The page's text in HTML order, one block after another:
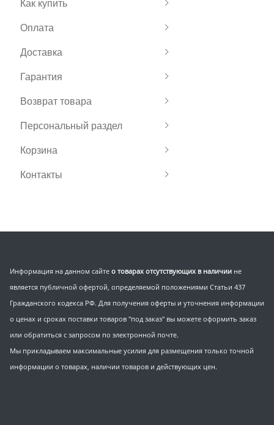
Оплата
Доставка
Гарантия
Возврат товара
Персональный раздел
Корзина
Контакты
Информация на данном сайте о товарах отсутствующих в наличии не
является публичной офертой, определяемой положениями Статьи 437
Гражданского кодекса РФ. Для получения оферты и уточнения информации
о ценах и сроках поставки товаров "под заказ" вы можете оформить заказ
или обратиться с запросом по электронной почте.
Мы прикладываем максимальные усилия для размещения только точной
информации о товарах, наличии товаров и действующих цен.